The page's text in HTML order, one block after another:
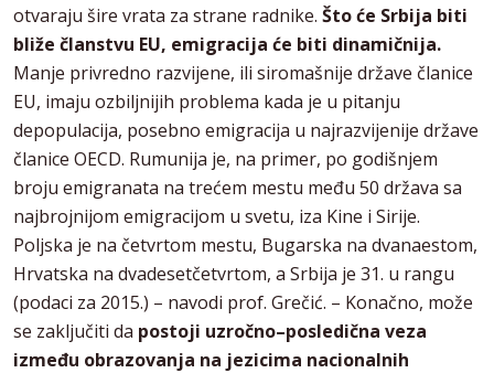
otvaraju šire vrata za strane radnike. Što će Srbija biti
bliže članstvu EU, emigracija će biti dinamičnija.
Manje privredno razvijene, ili siromašnije države članice
EU, imaju ozbiljnijih problema kada je u pitanju
depopulacija, posebno emigracija u najrazvijenije države
članice OECD. Rumunija je, na primer, po godišnjem
broju emigranata na trećem mestu među 50 država sa
najbrojnijom emigracijom u svetu, iza Kine i Sirije.
Poljska je na četvrtom mestu, Bugarska na dvanaestom,
Hrvatska na dvadesetčetvrtom, a Srbija je 31. u rangu
(podaci za 2015.) – navodi prof. Grečić. – Konačno, može
se zaključiti da postoji uzročno–posledična veza
između obrazovanja na jezicima nacionalnih